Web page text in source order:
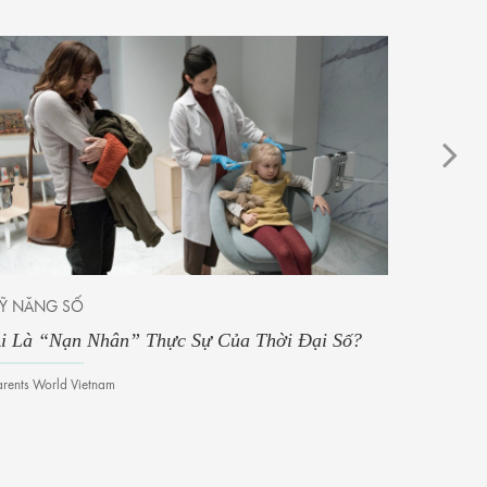
NĂNG SỐ
Là “Nạn Nhân” Thực Sự Của Thời Đại Số?
World Vietnam